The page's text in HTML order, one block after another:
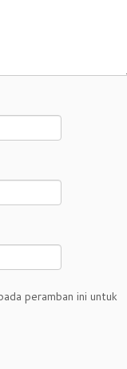
peramban ini untuk